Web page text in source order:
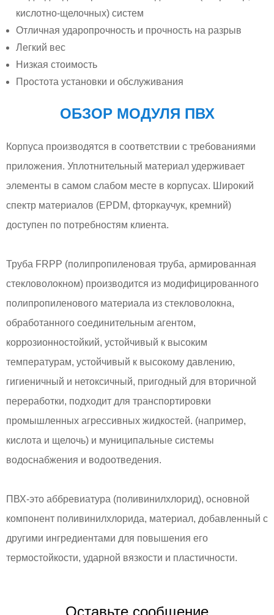
кислотно-щелочных) систем
Отличная ударопрочность и прочность на разрыв
Легкий вес
Низкая стоимость
Простота установки и обслуживания
ОБЗОР МОДУЛЯ ПВХ
Корпуса производятся в соответствии с требованиями
приложения. Уплотнительный материал удерживает
элементы в самом слабом месте в корпусах. Широкий
спектр материалов (EPDM, фторкаучук, кремний)
доступен по потребностям клиента.
Труба FRPP (полипропиленовая труба, армированная
стекловолокном) производится из модифицированного
полипропиленового материала из стекловолокна,
обработанного соединительным агентом,
коррозионностойкий, устойчивый к высоким
температурам, устойчивый к высокому давлению,
гигиеничный и нетоксичный, пригодный для вторичной
переработки, подходит для транспортировки
промышленных агрессивных жидкостей. (например,
кислота и щелочь) и муниципальные системы
водоснабжения и водоотведения.
ПВХ-это аббревиатура (поливинилхлорид), основной
компонент поливинилхлорида, материал, добавленный с
другими ингредиентами для повышения его
термостойкости, ударной вязкости и пластичности.